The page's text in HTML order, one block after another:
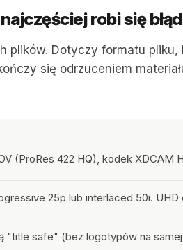
robi się błąd
Dotyczy formatu
się odrzuceniem
(ProRes 422 HQ), kodek
25p lub interlaced 50i.
"title safe" (bez logotypów na